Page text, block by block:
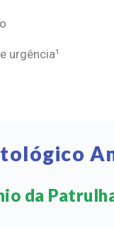
urgência¹
da